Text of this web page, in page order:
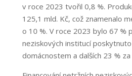
v roce 2023 tvořil 0,8 %.
125,1 mld. Kč, což znamenalo
o 10 %. V roce 2023 bylo 67 %
neziskových institucí
domácnostem a dalších 23 %